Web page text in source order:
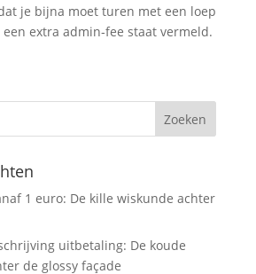
je bijna moet turen met een loep
extra admin‑fee staat vermeld.
1 euro: De kille wiskunde achter
uitbetaling: De koude
de glossy façade